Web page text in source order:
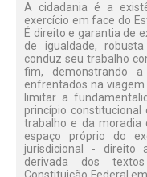
A cidadania é a
exercício em face do
É direito e garantia de
de igualdade,
conduz seu trabalho
fim, demonstrando
enfrentados na
limitar a
princípio constitucional
trabalho e da moradia
espaço próprio do
jurisdicional - direito
derivada dos